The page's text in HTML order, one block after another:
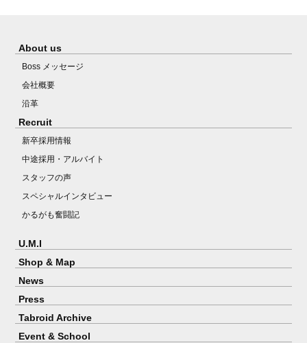
About us
Boss メッセージ
会社概要
沿革
Recruit
新卒採用情報
中途採用・アルバイト
スタッフの声
スペシャルインタビュー
かるがも奮闘記
U.M.I
Shop & Map
News
Press
Tabroid Archive
Event & School